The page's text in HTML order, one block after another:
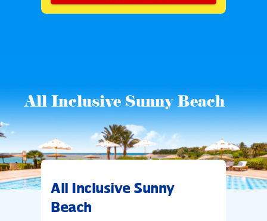
All Inclusive Sunny Beach
All Inclusive Sunny
Beach